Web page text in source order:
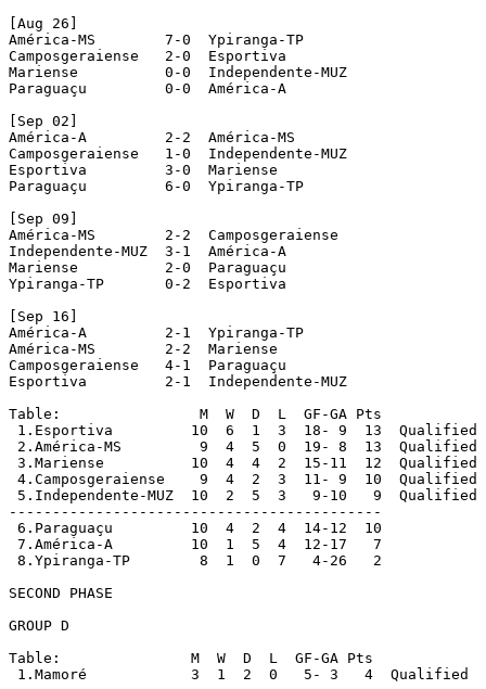
[Aug 26]
América-MS        7-0  Ypiranga-TP
Camposgeraiense   2-0  Esportiva
Mariense          0-0  Independente-MUZ
Paraguaçu         0-0  América-A
[Sep 02]
América-A         2-2  América-MS
Camposgeraiense   1-0  Independente-MUZ
Esportiva         3-0  Mariense
Paraguaçu         6-0  Ypiranga-TP
[Sep 09]
América-MS        2-2  Camposgeraiense
Independente-MUZ  3-1  América-A
Mariense          2-0  Paraguaçu
Ypiranga-TP       0-2  Esportiva
[Sep 16]
América-A         2-1  Ypiranga-TP
América-MS        2-2  Mariense
Camposgeraiense   4-1  Paraguaçu
Esportiva         2-1  Independente-MUZ
Table:                M  W  D  L  GF-GA Pts
1.Esportiva         10  6  1  3  18- 9  13  Qualified
2.América-MS         9  4  5  0  19- 8  13  Qualified
3.Mariense          10  4  4  2  15-11  12  Qualified
4.Camposgeraiense    9  4  2  3  11- 9  10  Qualified
5.Independente-MUZ  10  2  5  3   9-10   9  Qualified
-------------------------------------------
6.Paraguaçu         10  4  2  4  14-12  10
7.América-A         10  1  5  4  12-17   7
8.Ypiranga-TP        8  1  0  7   4-26   2
SECOND PHASE
GROUP D
Table:               M  W  D  L  GF-GA Pts
1.Mamoré            3  1  2  0   5- 3   4  Qualified